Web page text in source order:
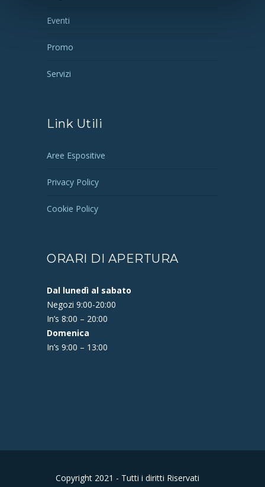
Eventi
Promo
Servizi
Link Utili
Aree Espositive
Privacy Policy
Cookie Policy
ORARI DI APERTURA
Dal lunedì al sabato
Negozi 9:00-20:00
In’s 8:00 – 20:00
Domenica
In’s 9:00 – 13:00
Copyright 2021 - Tutti i diritti Riservati